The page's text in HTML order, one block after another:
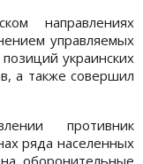
направлениях
управляемых
украинских
а также совершил
противник
ряда населенных
оборонительные